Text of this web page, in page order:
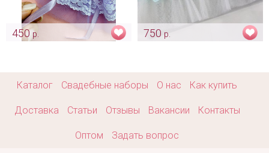
450р.
750 р.
Каталог Свадебные наборы О нас Как купить
Доставка Статьи Отзывы Вакансии Контакты
Оптом Задать вопрос